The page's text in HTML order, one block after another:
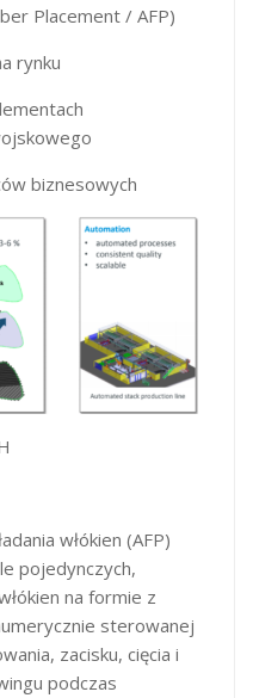
Placement / AFP)
rynku
biznesowych
włókien (AFP)
pojedynczych,
na formie z
sterowanej
zacisku, cięcia i
podczas